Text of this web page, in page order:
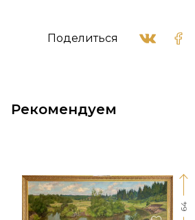
Поделиться
Рекомендуем
64